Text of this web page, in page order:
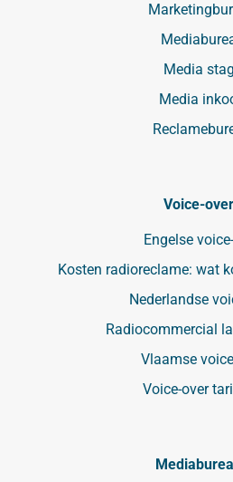
Media
Media
Voice-
Engelse
Kosten radioreclame: wat
Nederlandse
Radiocommercial
Vlaamse
Voice-over